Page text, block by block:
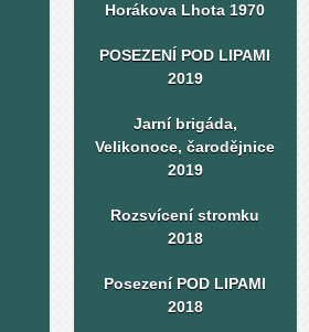
Horákova Lhota 1970
POSEZENÍ POD LIPAMI
2019
Jarní brigáda,
Velikonoce, čarodějnice
2019
Rozsvícení stromku
2018
Posezení POD LIPAMI
2018